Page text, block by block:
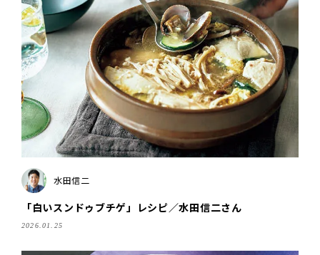
水田信二
「白いスンドゥブチゲ」レシピ／水田信二さん
2026.01.25